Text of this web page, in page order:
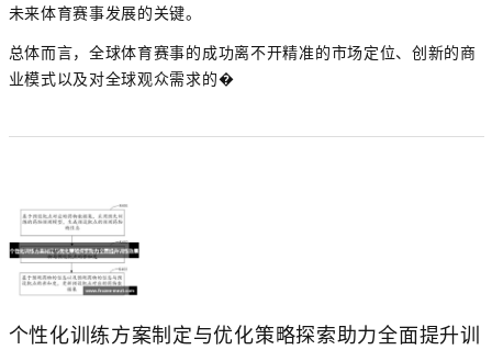
未来体育赛事发展的关键。
总体而言，全球体育赛事的成功离不开精准的市场定位、创新的商
业模式以及对全球观众需求的�
个性化训练方案制定与优化策略探索助力全面提升训